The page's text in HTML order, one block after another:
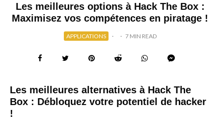
Les meilleures options à Hack The Box :
Maximisez vos compétences en piratage !
APPLICATIONS · · 7 MIN READ
Les meilleures alternatives à Hack The
Box : Débloquez votre potentiel de hacker
!